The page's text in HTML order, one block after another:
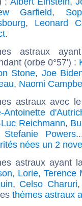
Garfield,
, Leonard
.
astraux
(orbe 0°57') :
Stone, Joe
, Naomi
astraux avec
Antoinette
Reichmann,
Stefanie Powers
nées un 2
astraux ayant
, Lorie,Terence
, Celso Charuri
thèmes astraux